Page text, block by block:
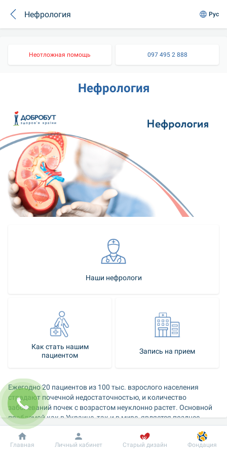
Нефрология Рус
Неотложная помощь 097 495 2 888
Нефрология
Наши нефрологи
Как стать нашим
пациентом
Запись на прием
Ежегодно 20 пациентов из 100 тыс. взрослого населения
страдают почечной недостаточностью, и количество
заболеваний почек с возрастом неуклонно растет. Основной
проблемой как в Украине, так и в мире, является позднее
выявление заболеваний почек, так как довольно часто
начальная почечная недостаточность протекает
бессимптомно или с минимальными жалобами.
Добробут Информация Пациенту
Главная Личный кабинет Старый дизайн Фондация